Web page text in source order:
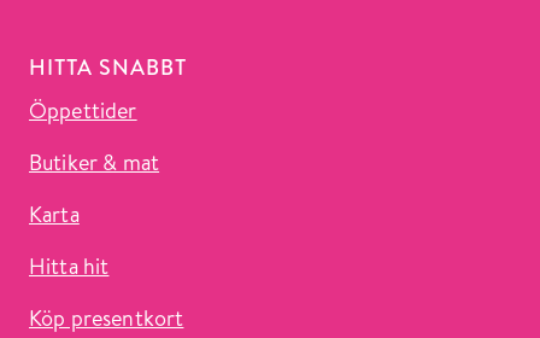
HITTA SNABBT
Öppettider
Butiker & mat
Karta
Hitta hit
Köp presentkort